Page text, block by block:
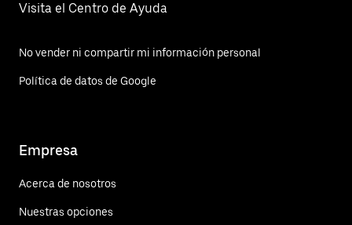
Visita el Centro de Ayuda
No vender ni compartir mi información personal
Política de datos de Google
Empresa
Acerca de nosotros
Nuestras opciones